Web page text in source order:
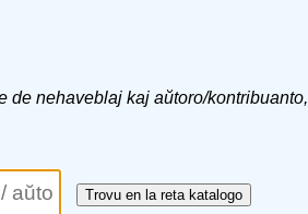
de nehaveblaj kaj aŭtoro/kontribuanto,